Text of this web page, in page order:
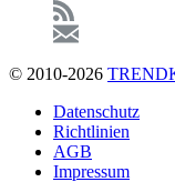
© 2010-2026
FußzeileDatenschutz
Richtlinien
AGB
Impressum